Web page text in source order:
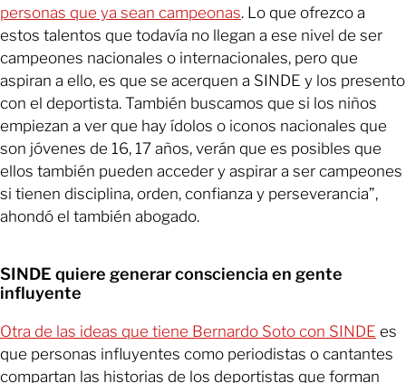
personas que ya sean campeonas. Lo que ofrezco a
estos talentos que todavía no llegan a ese nivel de ser
campeones nacionales o internacionales, pero que
aspiran a ello, es que se acerquen a SINDE y los presento
con el deportista. También buscamos que si los niños
empiezan a ver que hay ídolos o iconos nacionales que
son jóvenes de 16, 17 años, verán que es posibles que
ellos también pueden acceder y aspirar a ser campeones
si tienen disciplina, orden, confianza y perseverancia”,
ahondó el también abogado.
SINDE quiere generar consciencia en gente
influyente
Otra de las ideas que tiene Bernardo Soto con SINDE es
que personas influyentes como periodistas o cantantes
compartan las historias de los deportistas que forman